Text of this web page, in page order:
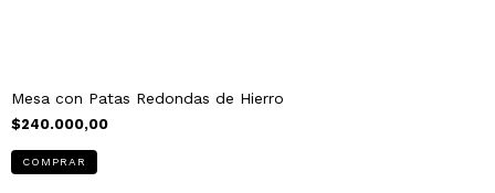
Mesa con Patas Redondas de Hierro
$240.000,00